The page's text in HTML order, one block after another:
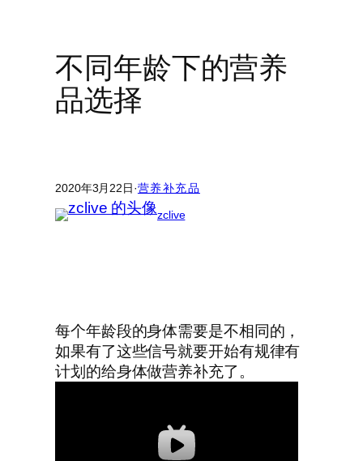
不同年龄下的营养
品选择
2020年3月22日·营养补充品
zclive
每个年龄段的身体需要是不相同的，
如果有了这些信号就要开始有规律有
计划的给身体做营养补充了。